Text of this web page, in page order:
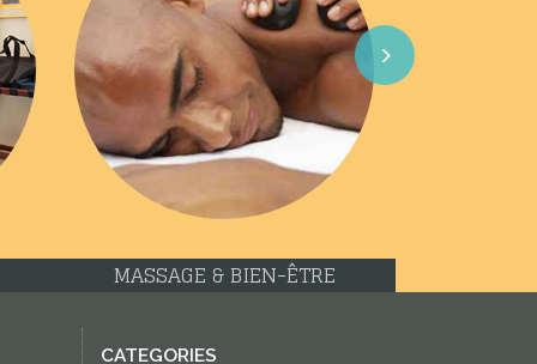
Next
MASSAGE & BIEN-ÊTRE
CATEGORIES